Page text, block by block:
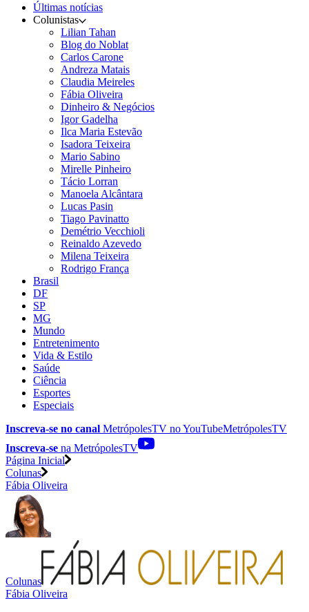
Últimas notícias
Colunistas
Lilian Tahan
Blog do Noblat
Carlos Carone
Andreza Matais
Claudia Meireles
Fábia Oliveira
Dinheiro & Negócios
Igor Gadelha
Ilca Maria Estevão
Isadora Teixeira
Mario Sabino
Mirelle Pinheiro
Tácio Lorran
Manoela Alcântara
Lucas Pasin
Tiago Pavinatto
Demétrio Vecchioli
Reinaldo Azevedo
Milena Teixeira
Rodrigo França
Brasil
DF
SP
MG
Mundo
Entretenimento
Vida & Estilo
Saúde
Ciência
Esportes
Especiais
Inscreva-se no canal MetrópolesTV noYouTubeMetrópolesTV
Inscreva-se na MetrópolesTV
Página Inicial
Colunas
Fábia Oliveira
Colunas
Fábia Oliveira